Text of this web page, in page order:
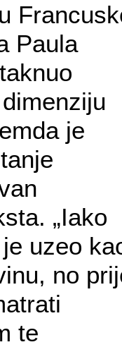
Paula
je
„Iako
uzeo
no
te